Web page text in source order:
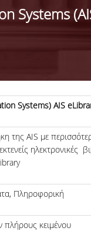
Systems
Systems) AIS
της AIS με
Πληροφορική
κειμένου